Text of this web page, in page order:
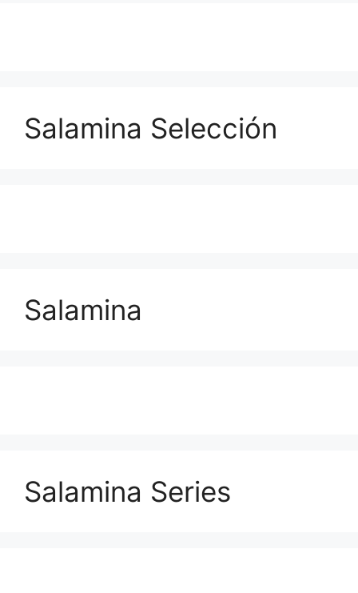
Salamina Selección
Salamina
Salamina Series